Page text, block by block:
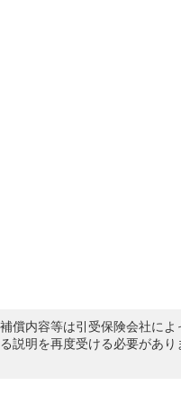
償内容等は引受保険会社によ
説明を再度受ける必要があり